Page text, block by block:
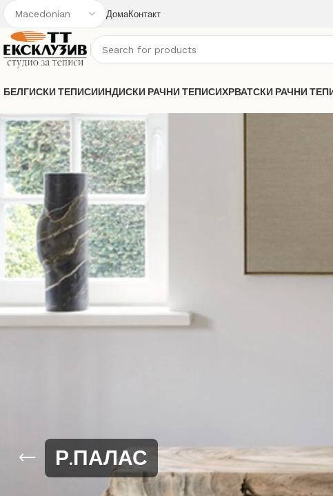
ДомаКонтакт
БЕЛГИСКИ ТЕПИСИИНДИСКИ РАЧНИ ТЕПИСИХРВАТСКИ РАЧНИ
Р.ПАЛАС